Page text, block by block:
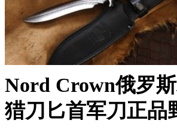
Nord Crown俄罗
猎刀匕首军刀正品